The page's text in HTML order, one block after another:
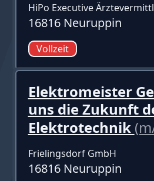
HiPo Executive
16816 Neuruppin
Vollzeit
Elektromeister
uns die Zukunft
Elektrotechnik
Frielingsdorf GmbH
16816 Neuruppin